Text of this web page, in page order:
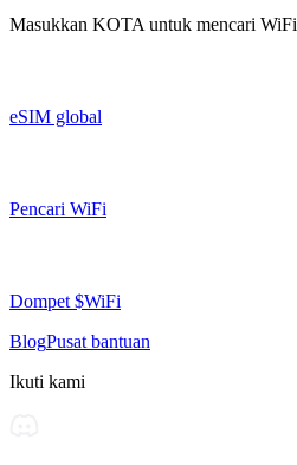
Masukkan KOTA untuk mencari WiFi
eSIM global
Pencari WiFi
Dompet $WiFi
BlogPusat bantuan
Ikuti kami